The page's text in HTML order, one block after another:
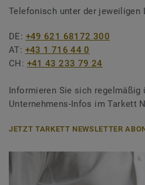
Telefonisch unter der jeweiligen
DE: +49 621 68172 300
AT: +43 1 716 44 0
CH: +41 43 233 79 24
Informieren Sie sich regelmäßig
Unternehmens-Infos im Tarkett
JETZT TARKETT NEWSLETTER